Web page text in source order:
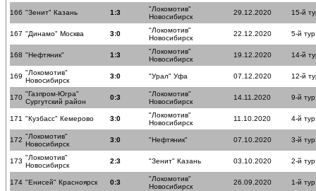
166 "Зенит" Казань 1:3
"Локомотив"
Новосибирск
29.12.2020 15-й
167 "Динамо" Москва 3:0
"Локомотив"
Новосибирск
22.12.2020 5-й тур
168 "Нефтяник" 1:3
"Локомотив"
Новосибирск
19.12.2020 14-й
169 "Локомотив"
Новосибирск
3:0 "Урал" Уфа 07.12.2020 12-й
170 "Газпром-Югра"
Сургутский район
0:3
"Локомотив"
Новосибирск
14.11.2020 9-й тур
171 "Кузбасс" Кемерово 3:0
"Локомотив"
Новосибирск
11.10.2020 4-й тур
172 "Локомотив"
Новосибирск
3:0 "Нефтяник" 07.10.2020 3-й тур
173 "Локомотив"
Новосибирск
2:3 "Зенит" Казань 03.10.2020 2-й тур
174 "Енисей" Красноярск 0:3
"Локомотив"
Новосибирск
26.09.2020 1-й тур